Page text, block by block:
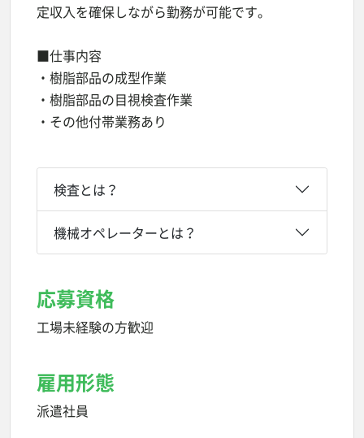
定収入を確保しながら勤務が可能です。
■仕事内容
・樹脂部品の成型作業
・樹脂部品の目視検査作業
・その他付帯業務あり
検査とは？
機械オペレーターとは？
応募資格
工場未経験の方歓迎
雇用形態
派遣社員